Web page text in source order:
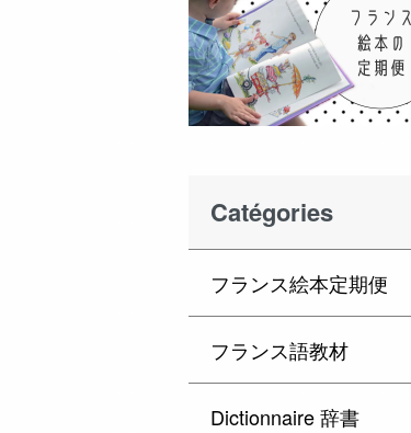
Catégories
フランス絵本定期便
フランス語教材
Dictionnaire 辞書